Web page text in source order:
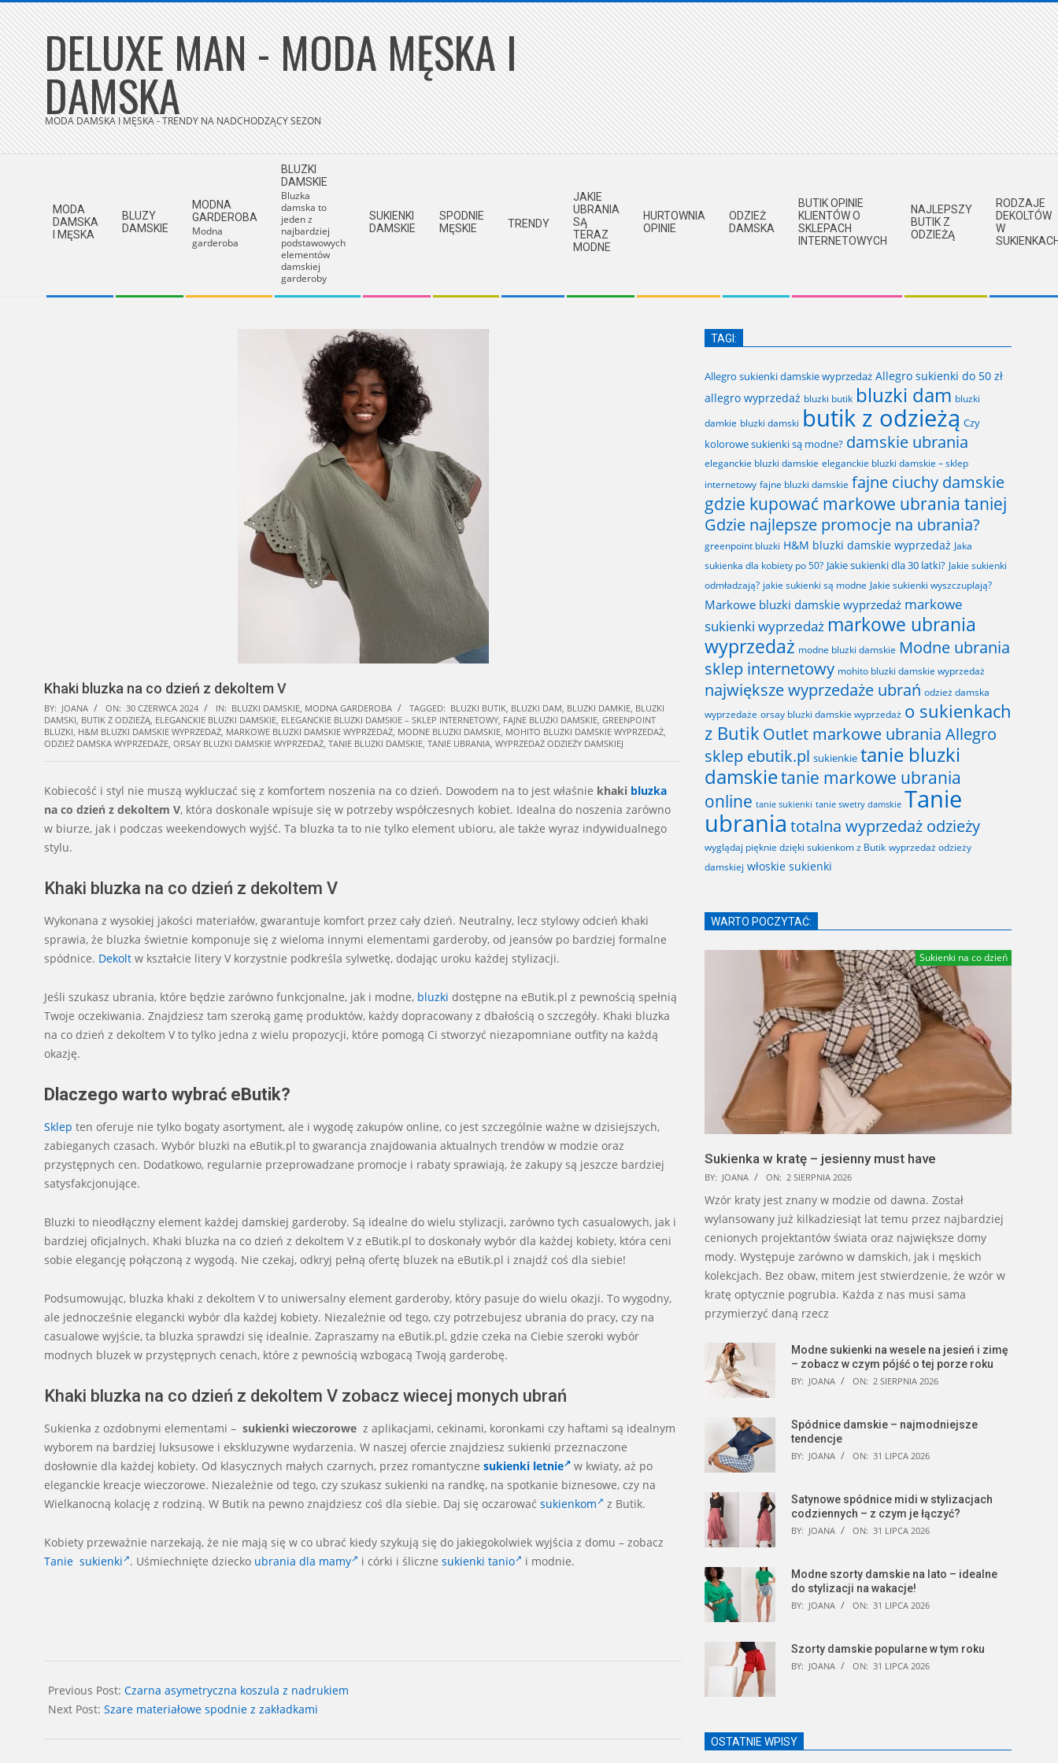
Skip
to
content DELUXE MAN - MODA MĘSKA I
DAMSKA
MODA DAMSKA I MĘSKA - TRENDY NA NADCHODZĄCY SEZON
MODA
DAMSKA
I MĘSKA
BLUZY
DAMSKIE
MODNA
GARDEROBA
Modna
garderoba
BLUZKI
DAMSKIE
Bluzka
damska to
jeden z
najbardziej
podstawowych
elementów
damskiej
garderoby
SUKIENKI
DAMSKIE
SPODNIE
MĘSKIE
TRENDY
JAKIE
UBRANIA
SĄ
TERAZ
MODNE
HURTOWNIA
OPINIE
ODZIEŻ
DAMSKA
BUTIK OPINIE
KLIENTÓW O
SKLEPACH
INTERNETOWYCH
NAJLEPSZY
BUTIK Z
ODZIEŻĄ
RODZAJE
DEKOLTÓW
W
Khaki bluzka na co dzień z dekoltem V
BY: JOANA ON: 30 CZERWCA 2024 IN: BLUZKI DAMSKIE MODNA GARDEROBA TAGGED: BLUZKI BUTIK BLUZKI DAM BLUZKI DAMKIE BLUZKI
DAMSKI BUTIK Z ODZIEŻĄ ELEGANCKIE BLUZKI DAMSKIE ELEGANCKIE BLUZKI DAMSKIE – SKLEP INTERNETOWY FAJNE BLUZKI DAMSKIE GREENPOINT
BLUZKI H&M BLUZKI DAMSKIE WYPRZEDAŻ MARKOWE BLUZKI DAMSKIE WYPRZEDAŻ MODNE BLUZKI DAMSKIE MOHITO BLUZKI DAMSKIE WYPRZEDAŻ
ODZIEŻ DAMSKA WYPRZEDAŻE ORSAY BLUZKI DAMSKIE WYPRZEDAŻ TANIE BLUZKI DAMSKIE TANIE UBRANIA WYPRZEDAŻ ODZIEŻY DAMSKIEJ
Kobiecość i styl nie muszą wykluczać się z komfortem noszenia na co dzień. Dowodem na to jest właśnie khaki bluzka
na co dzień z dekoltem V, która doskonale wpisuje się w potrzeby współczesnych kobiet. Idealna do noszenia zarówno
w biurze, jak i podczas weekendowych wyjść. Ta bluzka ta to nie tylko element ubioru, ale także wyraz indywidualnego
stylu.
Khaki bluzka na co dzień z dekoltem V
Wykonana z wysokiej jakości materiałów, gwarantuje komfort przez cały dzień. Neutralny, lecz stylowy odcień khaki
sprawia, że bluzka świetnie komponuje się z wieloma innymi elementami garderoby, od jeansów po bardziej formalne
spódnice. Dekolt w kształcie litery V korzystnie podkreśla sylwetkę, dodając uroku każdej stylizacji.
Jeśli szukasz ubrania, które będzie zarówno funkcjonalne, jak i modne, bluzki dostępne na eButik.pl z pewnością spełnią
Twoje oczekiwania. Znajdziesz tam szeroką gamę produktów, każdy dopracowany z dbałością o szczegóły. Khaki bluzka
na co dzień z dekoltem V to tylko jedna z wielu propozycji, które pomogą Ci stworzyć niezapomniane outfity na każdą
okazję.
Dlaczego warto wybrać eButik?
Sklep ten oferuje nie tylko bogaty asortyment, ale i wygodę zakupów online, co jest szczególnie ważne w dzisiejszych,
zabieganych czasach. Wybór bluzki na eButik.pl to gwarancja znajdowania aktualnych trendów w modzie oraz
przystępnych cen. Dodatkowo, regularnie przeprowadzane promocje i rabaty sprawiają, że zakupy są jeszcze bardziej
satysfakcjonujące.
Bluzki to nieodłączny element każdej damskiej garderoby. Są idealne do wielu stylizacji, zarówno tych casualowych, jak i
bardziej oficjalnych. Khaki bluzka na co dzień z dekoltem V z eButik.pl to doskonały wybór dla każdej kobiety, która ceni
sobie elegancję połączoną z wygodą. Nie czekaj, odkryj pełną ofertę bluzek na eButik.pl i znajdź coś dla siebie!
Podsumowując, bluzka khaki z dekoltem V to uniwersalny element garderoby, który pasuje do wielu okazji. To wygodny,
ale jednocześnie elegancki wybór dla każdej kobiety. Niezależnie od tego, czy potrzebujesz ubrania do pracy, czy na
casualowe wyjście, ta bluzka sprawdzi się idealnie. Zapraszamy na eButik.pl, gdzie czeka na Ciebie szeroki wybór
modnych bluzek w przystępnych cenach, które z pewnością wzbogacą Twoją garderobę.
Khaki bluzka na co dzień z dekoltem V zobacz wiecej monych ubrań
Sukienka z ozdobnymi elementami – sukienki wieczorowe z aplikacjami, cekinami, koronkami czy haftami są idealnym
wyborem na bardziej luksusowe i ekskluzywne wydarzenia. W naszej ofercie znajdziesz sukienki przeznaczone
dosłownie dla każdej kobiety. Od klasycznych małych czarnych, przez romantyczne sukienki letnie
w kwiaty, aż po
eleganckie kreacje wieczorowe. Niezależnie od tego, czy szukasz sukienki na randkę, na spotkanie biznesowe, czy na
Wielkanocną kolację z rodziną. W Butik na pewno znajdziesz coś dla siebie. Daj się oczarować sukienkom z Butik.
Kobiety przeważnie narzekają, że nie mają się w co ubrać kiedy szykują się do jakiegokolwiek wyjścia z domu – zobacz
Tanie sukienki . Uśmiechnięte dziecko ubrania dla mamy i córki i śliczne sukienki tanio i modnie.
06-
30
Previous Post: Czarna asymetryczna koszula z nadrukiem
Next Post: Szare materiałowe spodnie z zakładkami
TAGI:
Allegro sukienki damskie wyprzedaż Allegro sukienki do 50 zł
allegro wyprzedaż bluzki butik bluzki dam bluzki
damkie bluzki damski butik z odzieżą Czy
kolorowe sukienki są modne? damskie ubrania
eleganckie bluzki damskie eleganckie bluzki damskie – sklep
internetowy fajne bluzki damskie fajne ciuchy damskie
gdzie kupować markowe ubrania taniej
Gdzie najlepsze promocje na ubrania?
greenpoint bluzki H&M bluzki damskie wyprzedaż Jaka
sukienka dla kobiety po 50? Jakie sukienki dla 30 latki? Jakie sukienki
odmładzają? jakie sukienki są modne Jakie sukienki wyszczuplają?
Markowe bluzki damskie wyprzedaż markowe
sukienki wyprzedaż markowe ubrania
wyprzedaż modne bluzki damskie Modne ubrania
sklep internetowy mohito bluzki damskie wyprzedaż
największe wyprzedaże ubrań odzież damska
wyprzedaże orsay bluzki damskie wyprzedaż o sukienkach
z Butik Outlet markowe ubrania Allegro
sklep ebutik.pl sukienkie tanie bluzki
damskietanie markowe ubrania
online tanie sukienki tanie swetry damskie Tanie
ubrania totalna wyprzedaż odzieży
wyglądaj pięknie dzięki sukienkom z Butik wyprzedaż odzieży
damskiej włoskie sukienki
WARTO POCZYTAĆ:
Sukienki na co dzień
Sukienka w kratę – jesienny must have
BY: JOANA ON: 2 SIERPNIA 2026
Wzór kraty jest znany w modzie od dawna. Został
wylansowany już kilkadziesiąt lat temu przez najbardziej
cenionych projektantów świata oraz największe domy
mody. Występuje zarówno w damskich, jak i męskich
kolekcjach. Bez obaw, mitem jest stwierdzenie, że wzór w
kratę optycznie pogrubia. Każda z nas musi sama
przymierzyć daną rzecz
Modne sukienki na wesele na jesień i zimę
– zobacz w czym pójść o tej porze roku
BY: JOANA ON: 2 SIERPNIA 2026
Spódnice damskie – najmodniejsze
tendencje
BY: JOANA ON: 31 LIPCA 2026
Satynowe spódnice midi w stylizacjach
codziennych – z czym je łączyć?
BY: JOANA ON: 31 LIPCA 2026
Modne szorty damskie na lato – idealne
do stylizacji na wakacje!
BY: JOANA ON: 31 LIPCA 2026
Szorty damskie popularne w tym roku
BY: JOANA ON: 31 LIPCA 2026
OSTATNIE WPISY